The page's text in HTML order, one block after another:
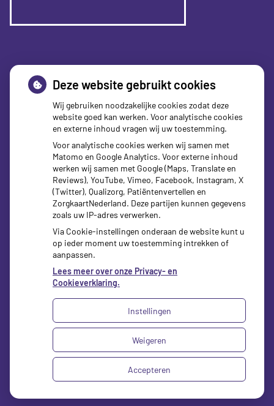
zorgverzekeraars
Uw Zorg Online|Beheer
Bezoek
onze
facebook
pagina
Privacy verklaring Cookie-instellingen
Voorwaarden
Deze website gebruikt cookies
Wij gebruiken noodzakelijke cookies zodat deze
website goed kan werken. Voor analytische cookies
en externe inhoud vragen wij uw toestemming.
Voor analytische cookies werken wij samen met
Matomo en Google Analytics. Voor externe inhoud
werken wij samen met Google (Maps, Translate en
Reviews), YouTube, Vimeo, Facebook, Instagram, X
(Twitter), Qualizorg, Patiëntenvertellen en
ZorgkaartNederland. Deze partijen kunnen gegevens
zoals uw IP-adres verwerken.
Via Cookie-instellingen onderaan de website kunt u
op ieder moment uw toestemming intrekken of
aanpassen.
Lees meer over onze Privacy- en
Cookieverklaring.
Instellingen
Weigeren
Accepteren